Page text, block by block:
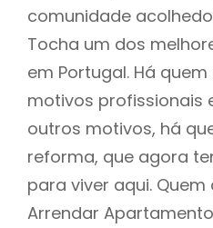
comunidade
Tocha um dos
em Portugal. Há
motivos profissionais
outros motivos, há
reforma, que agora
para viver aqui.
Arrendar